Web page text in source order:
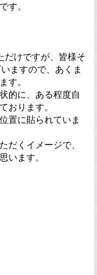
す。
だけですが、皆様そ
ますので、あくま
す。
的に、ある程度自
おります。
置に貼られていま
だくイメージで、
います。